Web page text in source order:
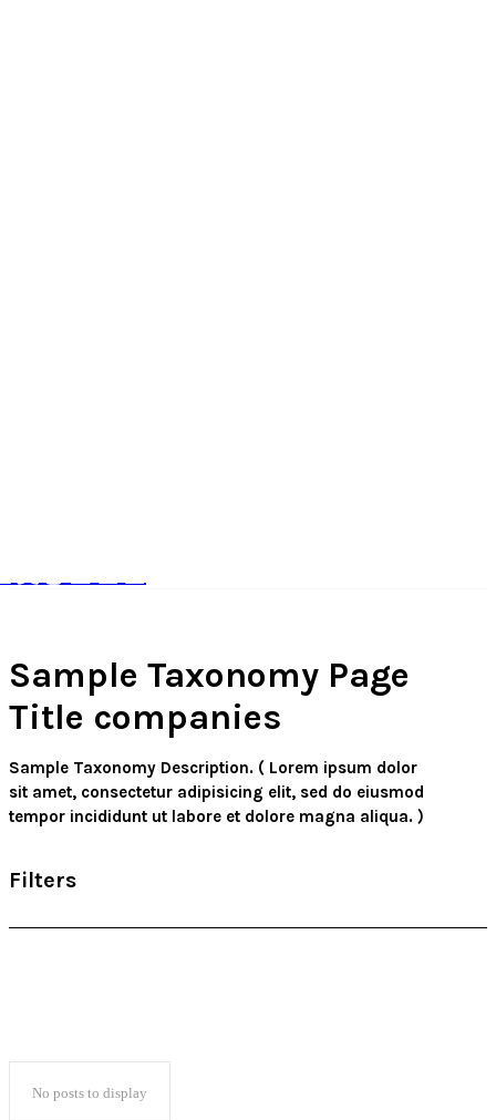
빛좋은펜션
Sample Taxonomy Page
Title companies
Sample Taxonomy Description. ( Lorem ipsum dolor
sit amet, consectetur adipisicing elit, sed do eiusmod
tempor incididunt ut labore et dolore magna aliqua. )
Filters
No posts to display